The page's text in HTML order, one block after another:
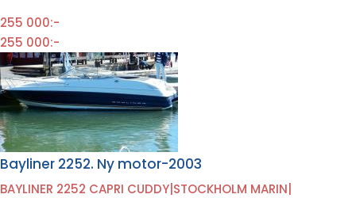
255 000:-
255 000:-
Bayliner 2252. Ny motor-2003
BAYLINER 2252 CAPRI CUDDY STOCKHOLM MARIN